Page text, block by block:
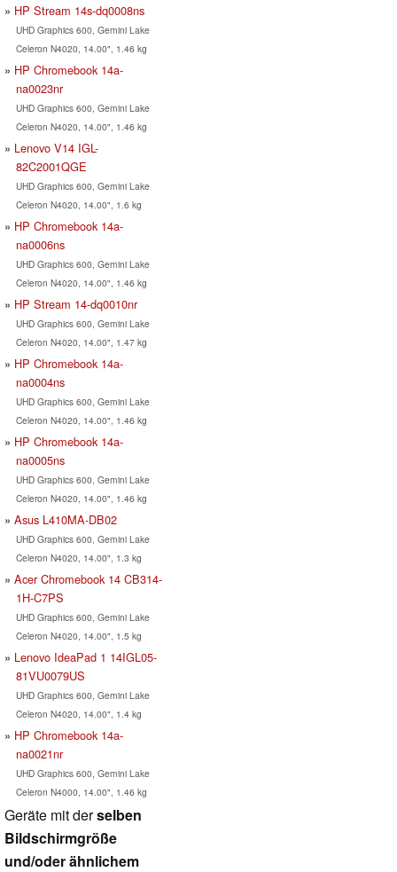
HP Stream 14s-dq0008ns
UHD Graphics 600, Gemini Lake
Celeron N4020, 14.00", 1.46 kg
HP Chromebook 14a-
na0023nr
UHD Graphics 600, Gemini Lake
Celeron N4020, 14.00", 1.46 kg
Lenovo V14 IGL-
82C2001QGE
UHD Graphics 600, Gemini Lake
Celeron N4020, 14.00", 1.6 kg
HP Chromebook 14a-
na0006ns
UHD Graphics 600, Gemini Lake
Celeron N4020, 14.00", 1.46 kg
HP Stream 14-dq0010nr
UHD Graphics 600, Gemini Lake
Celeron N4020, 14.00", 1.47 kg
HP Chromebook 14a-
na0004ns
UHD Graphics 600, Gemini Lake
Celeron N4020, 14.00", 1.46 kg
HP Chromebook 14a-
na0005ns
UHD Graphics 600, Gemini Lake
Celeron N4020, 14.00", 1.46 kg
Asus L410MA-DB02
UHD Graphics 600, Gemini Lake
Celeron N4020, 14.00", 1.3 kg
Acer Chromebook 14 CB314-
1H-C7PS
UHD Graphics 600, Gemini Lake
Celeron N4020, 14.00", 1.5 kg
Lenovo IdeaPad 1 14IGL05-
81VU0079US
UHD Graphics 600, Gemini Lake
Celeron N4020, 14.00", 1.4 kg
HP Chromebook 14a-
na0021nr
UHD Graphics 600, Gemini Lake
Celeron N4000, 14.00", 1.46 kg
Geräte mit derselben
Bildschirmgröße
und/oder ähnlichem